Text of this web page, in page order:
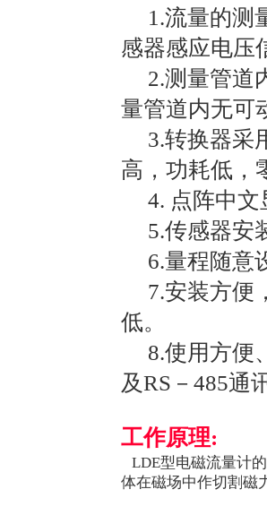
1.流量的测
感器感应电压
2.测量管道
量管道内无可
3.转换器采
高，功耗低，
4. 点阵中文
5.传感器安
6.量程随意
7.安装方便
低。
8.使用方便
及RS－485通
工作原理:
LDE型电磁流量计
体在磁场中作切割磁